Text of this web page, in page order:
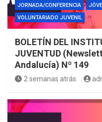
JORNADA/CONFERENCIA
VOLUNTARIADO JUVENIL
BOLETÍN DEL
JUVENTUD
Andalucía) Nº 149
2 semanas atrás